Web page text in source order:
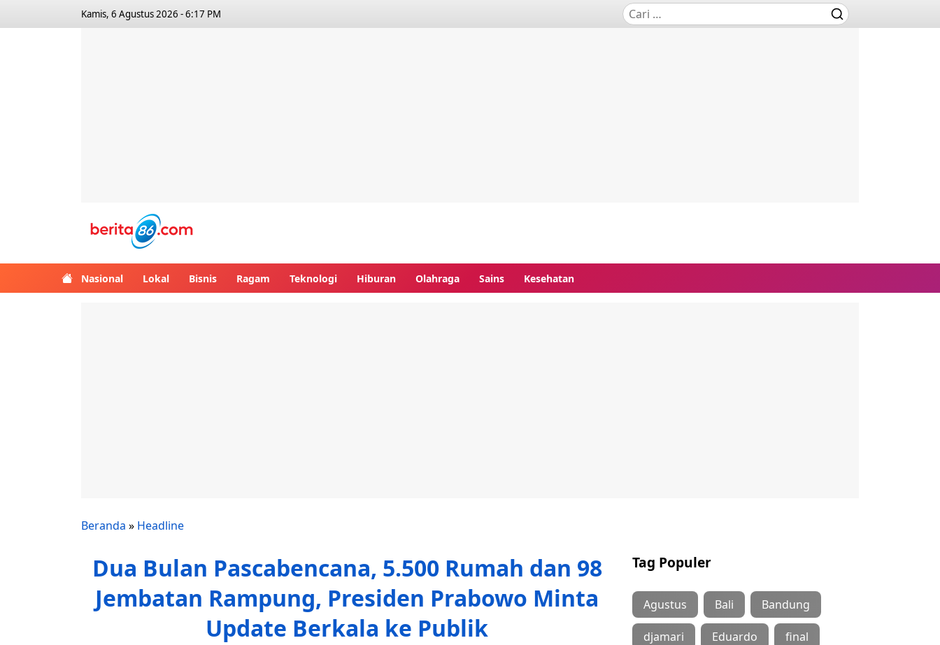
Kamis, 6 Agustus 2026 - 6:17 PM
Nasional Lokal Bisnis Ragam Teknologi Hiburan Olahraga Sains Kesehatan
Beranda » Headline
Dua Bulan Pascabencana, 5.500 Rumah dan 98
Jembatan Rampung, Presiden Prabowo Minta
Update Berkala ke Publik
Tag Populer
Agustus Bali Bandung
djamari Eduardo final